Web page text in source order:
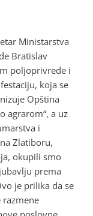
Ministarstva
Bratislav
poljoprivrede i
koja se
Opština
agrarom“, a uz
i
Zlatiboru,
okupili smo
prema
je prilika da se